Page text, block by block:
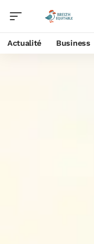
Actualité Business